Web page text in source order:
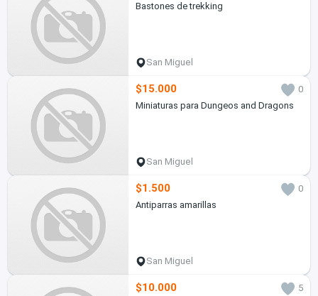
Bastones de trekking
San Miguel
$15.000
0
Miniaturas para Dungeos and Dragons
San Miguel
$1.500
0
Antiparras amarillas
San Miguel
$10.000
5